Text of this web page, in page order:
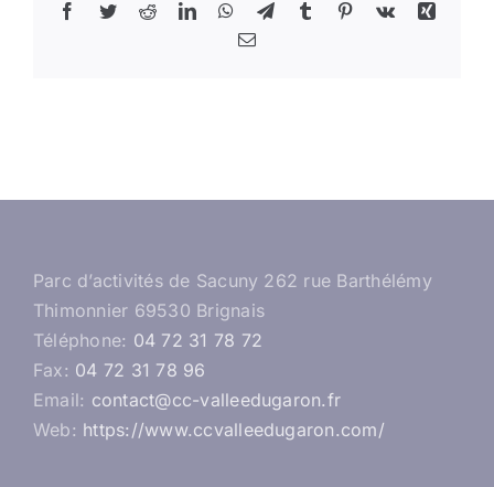
Facebook
TwitterRedditLinkedInWhatsApp
TelegramTumblr Pinterest
Vk
Xing
Email
Parc d’activités de Sacuny 262 rue Barthélémy
Thimonnier 69530 Brignais
Téléphone: 04 72 31 78 72
Fax: 04 72 31 78 96
Email: contact@cc-valleedugaron.fr
Web: https://www.ccvalleedugaron.com/